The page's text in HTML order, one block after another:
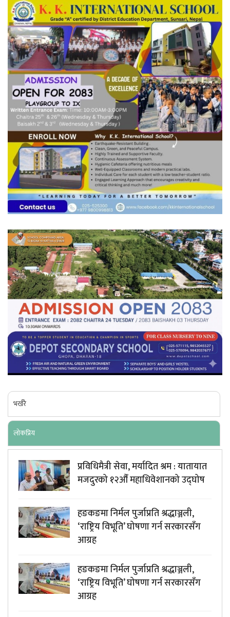
भर्खरै
लाेकप्रिय
प्रविधिमैत्री सेवा, मर्यादित श्रम : यातायात
मजदुरको १२औँ महाधिवेशानको उद्घोष
हङकङमा निर्मल पुर्जाप्रति श्रद्धाञ्जली,
‘राष्ट्रिय विभूति’ घोषणा गर्न सरकारसँग
आग्रह
हङकङमा निर्मल पुर्जाप्रति श्रद्धाञ्जली,
‘राष्ट्रिय विभूति’ घोषणा गर्न सरकारसँग
आग्रह